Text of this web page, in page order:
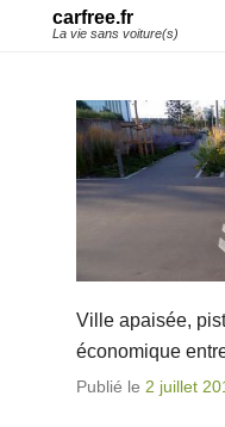
carfree.fr
La vie sans voiture(s)
Ville apaisée,
économique
Publié le 2 juillet